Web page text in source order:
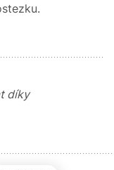
díky